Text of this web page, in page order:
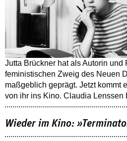
Jutta Brückner hat als Autorin und
feministischen Zweig des Neuen
maßgeblich geprägt. Jetzt kommt
von ihr ins Kino. Claudia Lenssen
Wieder im Kino: